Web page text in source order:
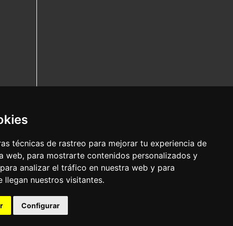
técnicas de rastreo para mejorar tu experiencia de
web, para mostrarte contenidos personalizados y
analizar el tráfico en nuestra web y para
llegan nuestros visitantes.
Configurar